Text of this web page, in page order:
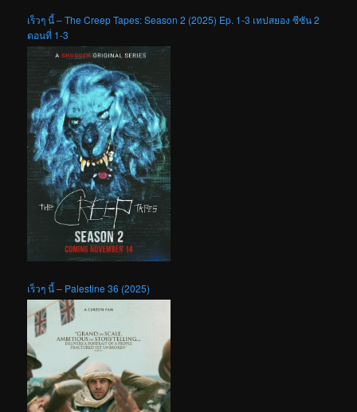
เร็วๆ นี้ – The Creep Tapes: Season 2 (2025) Ep. 1-3 เทปสยอง ซีซัน 2
ตอนที่ 1-3
เร็วๆ นี้ – Palestine 36 (2025)